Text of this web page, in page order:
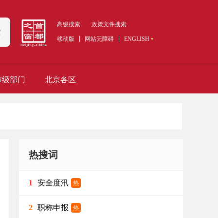
高级搜索 政策文件搜索
移动版 网站无障碍 ENGLISH
级部门 北京各区
热搜词
1 安全度汛 热
2 职称申报 热